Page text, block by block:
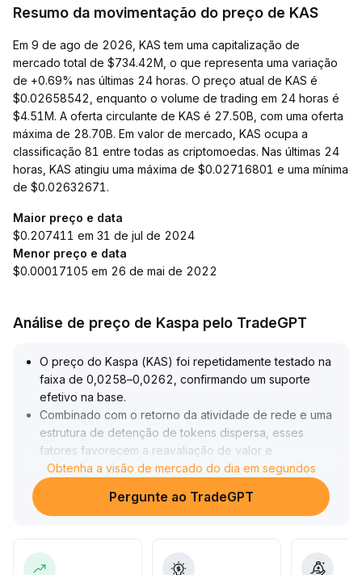
Resumo da movimentação do preço de KAS
Em 9 de ago de 2026, KAS tem uma capitalização de
mercado total de $734.42M, o que representa uma variação
de +0.69% nas últimas 24 horas. O preço atual de KAS é
$0.02658542, enquanto o volume de trading em 24 horas é
$4.51M. A oferta circulante de KAS é 27.50B, com uma oferta
máxima de 28.70B. Em valor de mercado, KAS ocupa a
classificação 81 entre todas as criptomoedas. Nas últimas 24
horas, KAS atingiu uma máxima de $0.02716801 e uma mínima
de $0.02632671.
Maior preço e data
$0.207411 em 31 de jul de 2024
Menor preço e data
$0.00017105 em 26 de mai de 2022
Análise de preço de Kaspa pelo TradeGPT
O preço do Kaspa (KAS) foi repetidamente testado na
faixa de 0,0258–0,0262, confirmando um suporte
efetivo na base.
Combinado com o retorno da atividade de rede e uma
estrutura de detenção de tokens dispersa, esses
fatores favorecem a reavaliação de valor e
posicionamento em níveis baixos.
No curto prazo, o Kaspa se beneficia do aquecimento
da preferência geral por risco e do influxo de capital
Recomenda-se a alocação gradual na faixa
Obtenha a visão de mercado do dia em segundos
Pergunte ao TradeGPT